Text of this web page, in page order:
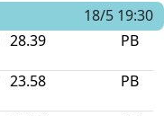
18/5 19:30
28.39 PB
23.58 PB